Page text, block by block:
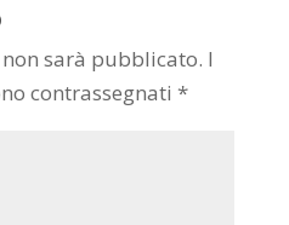
sarà pubblicato. I
contrassegnati *